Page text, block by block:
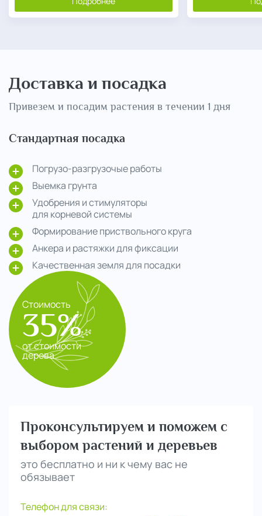
Доставка и посадка
Привезем и посадим растения в течении 1 дня
Стандартная посадка
Погрузо-разгрузочые работы
Выемка грунта
Удобрения и стимуляторы
для корневой системы
Формирование приствольного круга
Анкера и растяжки для фиксации
Качественная земля для посадки
Стоимость
35%
от стоимости
дерева
Проконсультируем и поможем с
выбором растений и деревьев
это бесплатно и ни к чему вас не
обязывает
Телефон для связи: